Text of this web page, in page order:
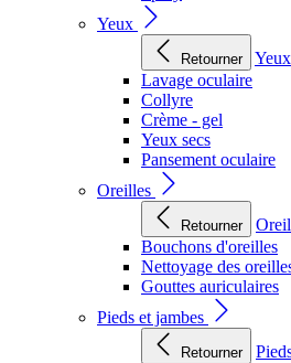
Yeux
Retourner
Yeux
Lavage oculaire
Collyre
Crème - gel
Yeux secs
Pansement oculaire
Oreilles
Retourner
Bouchons d'oreilles
Nettoyage des
Gouttes auriculaires
Pieds et jambes
Retourner